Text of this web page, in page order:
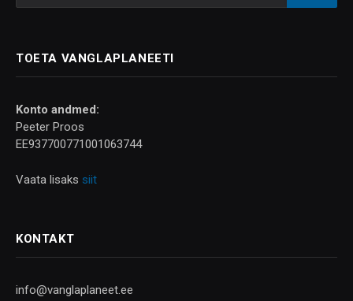
TOETA VANGLAPLANEETI
Konto andmed:
Peeter Proos
EE937700771001063744
Vaata lisaks siit
KONTAKT
info@vanglaplaneet.ee